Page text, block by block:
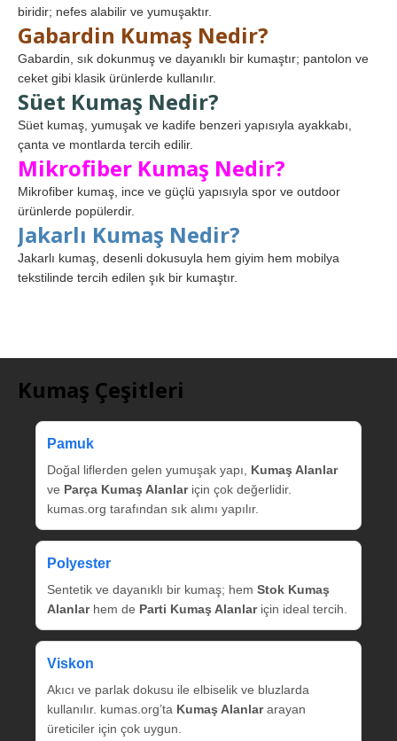
biridir; nefes alabilir ve yumuşaktır.
Gabardin Kumaş Nedir?
Gabardin, sık dokunmuş ve dayanıklı bir kumaştır; pantolon ve
ceket gibi klasik ürünlerde kullanılır.
Süet Kumaş Nedir?
Süet kumaş, yumuşak ve kadife benzeri yapısıyla ayakkabı,
çanta ve montlarda tercih edilir.
Mikrofiber Kumaş Nedir?
Mikrofiber kumaş, ince ve güçlü yapısıyla spor ve outdoor
ürünlerde popülerdir.
Jakarlı Kumaş Nedir?
Jakarlı kumaş, desenli dokusuyla hem giyim hem mobilya
tekstilinde tercih edilen şık bir kumaştır.
Kumaş Çeşitleri
Pamuk
Doğal liflerden gelen yumuşak yapı, Kumaş Alanlar
ve Parça Kumaş Alanlariçin çok değerlidir.
kumas.org tarafından sık alımı yapılır.
Polyester
Sentetik ve dayanıklı bir kumaş; hem Stok Kumaş
Alanlarhem de Parti Kumaş Alanlariçin ideal tercih.
Viskon
Akıcı ve parlak dokusu ile elbiselik ve bluzlarda
kullanılır. kumas.org’ta Kumaş Alanlararayan
üreticiler için çok uygun.